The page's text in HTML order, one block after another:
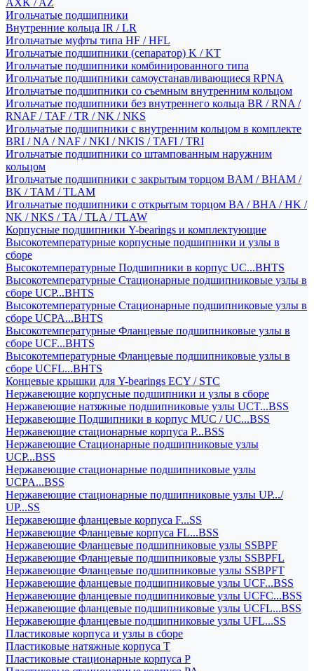
AXK / AZ
Игольчатые подшипники
Внутренние кольца IR / LR
Игольчатые муфты типа HF / HFL
Игольчатые подшипники (сепаратор) K / KT
Игольчатые подшипники комбинированного типа
Игольчатые подшипники самоустанавливающиеся RPNA
Игольчатые подшипники со съемным внутренним кольцом
Игольчатые подшипники без внутреннего кольца BR / RNA /
RNAF / TAF / TR / NK / NKS
Игольчатые подшипники с внутренним кольцом в комплекте
BRI / NA / NAF / NKI / NKIS / TAFI / TRI
Игольчатые подшипники со штампованным наружним
кольцом
Игольчатые подшипники с закрытым торцом BAM / BHAM /
BK / TAM / TLAM
Игольчатые подшипники с открытым торцом BA / BHA / HK /
NK / NKS / TA / TLA / TLAW
Корпусные подшипники Y-bearings и комплектующие
Высокотемпературные корпусные подшипники и узлы в
сборе
Высокотемпературные Подшипники в корпус UC...BHTS
Высокотемпературные Стационарные подшипниковые узлы в
сборе UCP...BHTS
Высокотемпературные Стационарные подшипниковые узлы в
сборе UCPA...BHTS
Высокотемпературные Фланцевые подшипниковые узлы в
сборе UCF...BHTS
Высокотемпературные Фланцевые подшипниковые узлы в
сборе UCFL...BHTS
Концевые крышки для Y-bearings ECY / STC
Нержавеющие корпусные подшипники и узлы в сборе
Нержавеющие натяжные подшипниковые узлы UCT...BSS
Нержавеющие Подшипники в корпус MUC / UC...BSS
Нержавеющие стационарные корпуса P...BSS
Нержавеющие Стационарные подшипниковые узлы
UCP...BSS
Нержавеющие стационарные подшипниковые узлы
UCPA...BSS
Нержавеющие стационарные подшипниковые узлы UP.../
UP...SS
Нержавеющие фланцевые корпуса F...SS
Нержавеющие Фланцевые корпуса FL...BSS
Нержавеющие Фланцевые подшипниковые узлы SSBPF
Нержавеющие Фланцевые подшипниковые узлы SSBPFL
Нержавеющие Фланцевые подшипниковые узлы SSBPFT
Нержавеющие фланцевые подшипниковые узлы UCF...BSS
Нержавеющие фланцевые подшипниковые узлы UCFC...BSS
Нержавеющие фланцевые подшипниковые узлы UCFL...BSS
Нержавеющие фланцевые подшипниковые узлы UFL...SS
Пластиковые корпуса и узлы в сборе
Пластиковые натяжные корпуса T
Пластиковые стационарные корпуса P